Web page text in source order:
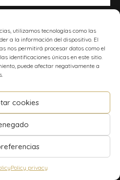
utilizamos tecnologías como las
a la información del dispositivo. El
nos permitirá procesar datos como el
identificaciones únicas en este sitio.
puede afectar negativamente a
cookies
Policy privacy